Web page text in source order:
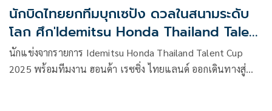
นักบิดไทยยกทีมบุกเซปัง ดวลในสนามระดับ
โลก ศึก'Idemitsu Honda Thailand Talent
Cup2025'
นักแข่งจากรายการ Idemitsu Honda Thailand Talent Cup
2025 พร้อมทีมงาน ฮอนด้า เรซซิ่ง ไทยแลนด์ ออกเดินทางสู่